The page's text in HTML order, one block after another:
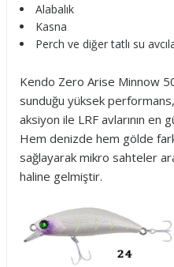
Alabalık
Kasna
Perch ve diğer tatlı su
Kendo Zero Arise Minnow
sunduğu yüksek
aksiyon ile LRF avlarının
Hem denizde hem gölde
sağlayarak mikro sahteler
haline gelmiştir.